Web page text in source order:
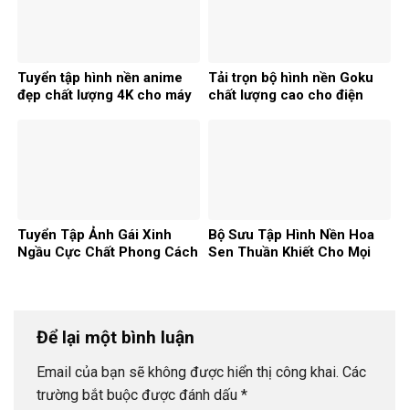
Tuyển tập hình nền anime
đẹp chất lượng 4K cho máy
Tải trọn bộ hình nền Goku
chất lượng cao cho điện
Tuyển Tập Ảnh Gái Xinh
Ngầu Cực Chất Phong Cách
Bộ Sưu Tập Hình Nền Hoa
Sen Thuần Khiết Cho Mọi
Để lại một bình luận
Email của bạn sẽ không được hiển thị công khai. Các
trường bắt buộc được đánh dấu *